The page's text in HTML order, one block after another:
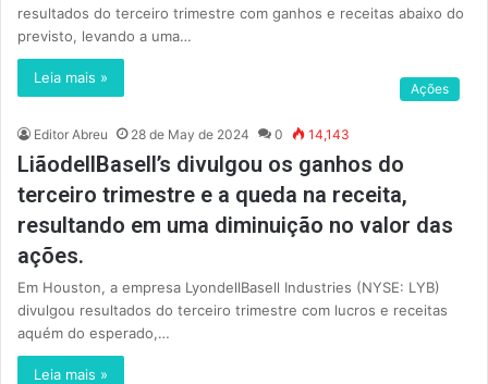
resultados do terceiro trimestre com ganhos e receitas abaixo do
previsto, levando a uma…
Leia mais »
Ações
Editor Abreu 28 de May de 2024 0 14,143
LiãodellBasell’s divulgou os ganhos do
terceiro trimestre e a queda na receita,
resultando em uma diminuição no valor das
ações.
Em Houston, a empresa LyondellBasell Industries (NYSE: LYB)
divulgou resultados do terceiro trimestre com lucros e receitas
aquém do esperado,…
Leia mais »